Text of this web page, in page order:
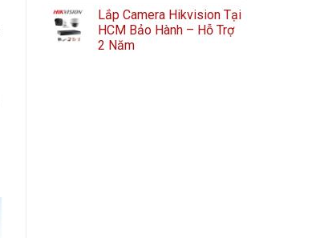
Lắp Camera Hikvision Tại
HCM Bảo Hành – Hỗ Trợ
2 Năm